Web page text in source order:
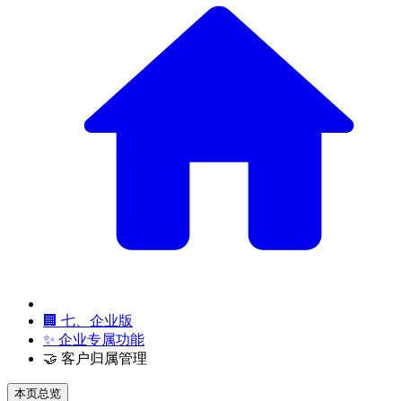
🏢 七、企业版
✨ 企业专属功能
🤝 客户归属管理
本页总览